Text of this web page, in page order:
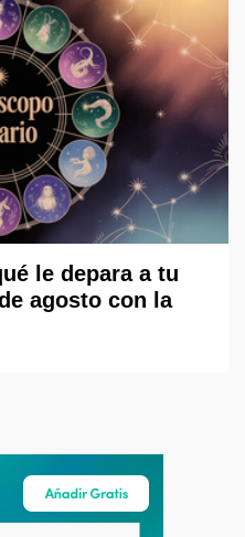
le depara a tu
agosto con la